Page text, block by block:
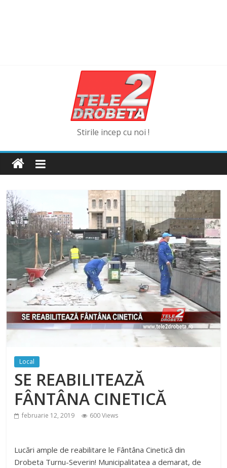
Stirile incep cu noi !
Local
SE REABILITEAZĂ
FÂNTÂNA CINETICĂ
februarie 12, 2019 600 Views
Lucări ample de reabilitare le Fântâna Cinetică din
Drobeta Turnu-Severin! Municipalitatea a demarat, de